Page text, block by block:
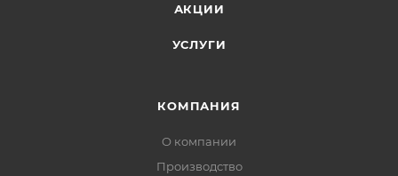
АКЦИИ
УСЛУГИ
КОМПАНИЯ
О компании
Производство